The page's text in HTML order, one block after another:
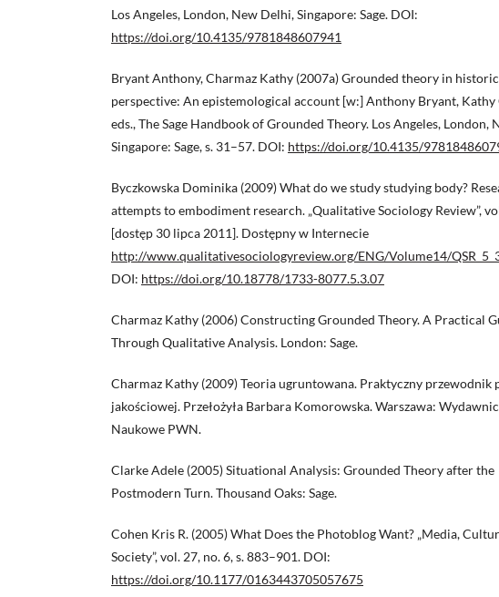
Los Angeles, London, New Delhi, Singapore: Sage. DOI:
https://doi.org/10.4135/9781848607941
Bryant Anthony, Charmaz Kathy (2007a) Grounded theory in
perspective: An epistemological account [w:] Anthony Bryant, Kathy
eds., The Sage Handbook of Grounded Theory. Los Angeles, London,
Singapore: Sage, s. 31–57. DOI: https://doi.org/10.4135/
Byczkowska Dominika (2009) What do we study studying body?
attempts to embodiment research. „Qualitative Sociology Review”,
[dostęp 30 lipca 2011]. Dostępny w Internecie
http://www.qualitativesociologyreview.org/ENG/Volume14/
DOI: https://doi.org/10.18778/1733-8077.5.3.07
Charmaz Kathy (2006) Constructing Grounded Theory. A Practical
Through Qualitative Analysis. London: Sage.
Charmaz Kathy (2009) Teoria ugruntowana. Praktyczny przewodnik
jakościowej. Przełożyła Barbara Komorowska. Warszawa:
Naukowe PWN.
Clarke Adele (2005) Situational Analysis: Grounded Theory after the
Postmodern Turn. Thousand Oaks: Sage.
Cohen Kris R. (2005) What Does the Photoblog Want? „Media,
Society”, vol. 27, no. 6, s. 883–901. DOI:
https://doi.org/10.1177/0163443705057675